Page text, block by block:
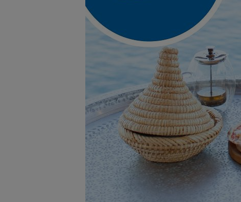
odnośnik „Ustawienia
plików cookie możliwa jest
My, nasi Zaufani Partnerzy
Użycie dokładnych danych
Przechowywanie
badnie odbiorców i